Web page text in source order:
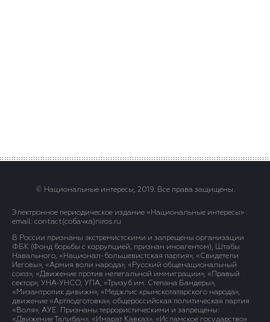
© Национальные интересы, 2019. Все права защищены.
Электронное периодическое издание «Национальные интересы» .
email: contact(сoбaчка)niros.ru
В России признаны экстремистскими и запрещены организации
ФБК (Фонд борьбы с коррупцией, признан иноагентом), Штабы
Навального, «Национал-большевистская партия», «Свидетели
Иеговы», «Армия воли народа», «Русский общенациональный
союз», «Движение против нелегальной иммиграции», «Правый
сектор», УНА-УНСО, УПА, «Тризуб им. Степана Бандеры»,
«Мизантропик дивижн», «Меджлис крымскотатарского народа»,
движение «Артподготовка», общероссийская политическая партия
«Воля», АУЕ. Признаны террористическими и запрещены:
«Движение Талибан», «Имарат Кавказ», «Исламское государство»